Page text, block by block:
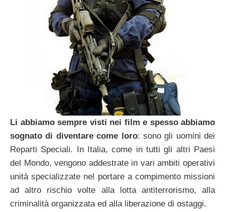
Li abbiamo sempre visti nei film e spesso abbiamo
sognato di diventare come loro: sono gli uomini dei
Reparti Speciali. In Italia, come in tutti gli altri Paesi
del Mondo, vengono addestrate in vari ambiti operativi
unità specializzate nel portare a compimento missioni
ad altro rischio volte alla lotta antiterrorismo, alla
criminalità organizzata ed alla liberazione di ostaggi.